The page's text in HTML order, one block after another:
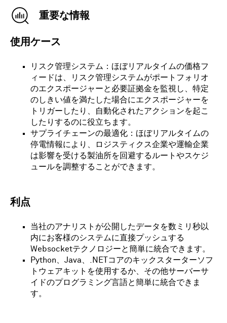
重要な情報
使用ケース
リスク管理システム：ほぼリアルタイムの価格フ
ィードは、リスク管理システムがポートフォリオ
のエクスポージャーと必要証拠金を監視し、特定
のしきい値を満たした場合にエクスポージャーを
トリガーしたり、自動化されたアクションを起こ
したりするのに役立ちます。
サプライチェーンの最適化：ほぼリアルタイムの
停電情報により、ロジスティクス企業や運輸企業
は影響を受ける製油所を回避するルートやスケジ
ュールを調整することができます。
利点
当社のアナリストが公開したデータを数ミリ秒以
内にお客様のシステムに直接プッシュする
Websocketテクノロジーと簡単に統合できます。
Python、Java、.NETコアのキックスターターソフ
トウェアキットを使用するか、その他サーバーサ
イドのプログラミング言語と簡単に統合できま
す。